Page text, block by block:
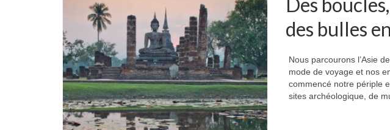
des bulles
Nous parcourons l’Asie
mode de voyage et nos
commencé notre périple
sites archéologique, de